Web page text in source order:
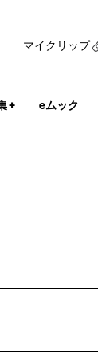
+ eムック
マイクリップ